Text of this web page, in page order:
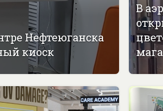
Нефтеюганска
киоск
В